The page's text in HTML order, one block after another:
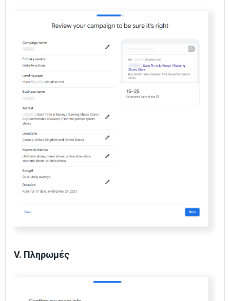
V. Πληρωμές